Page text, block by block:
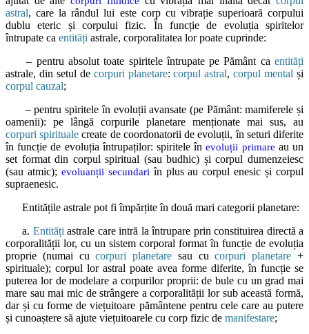
astral, care la rândul lui este corp cu vibrație superioară corpului
dublu eteric și corpului fizic. În funcție de evoluția spiritelor
întrupate ca entități astrale, corporalitatea lor poate cuprinde:
– pentru absolut toate spiritele întrupate pe Pământ ca entități
astrale, din setul de corpuri planetare:corpul astral,corpul mental și
corpul cauzal;
– pentru spiritele în evoluții avansate (pe Pământ: mamiferele și
oamenii): pe lângă corpurile planetare menționate mai sus, au
corpuri spirituale create de coordonatorii de evoluții, în seturi diferite
în funcție de evoluția întrupaților: spiritele înevoluții primare au un
set format din corpul spiritual (sau budhic) și corpul dumenzeiesc
(sau atmic); evoluanții secundari în plus au corpul enesic și corpul
supraenesic.
Entitățile astrale pot fi împărțite în două mari categorii planetare:
a. Entități astrale care intră la întrupare prin constituirea directă a
corporalității lor, cu un sistem corporal format în funcție de evoluția
proprie (numai cucorpuri planetare sau cucorpuri planetare +
spirituale); corpul lor astral poate avea forme diferite, în funcție se
puterea lor de modelare a corpurilor proprii: de bule cu un grad mai
mare sau mai mic de strângere a corporalității lor sub această formă,
dar și cu forme de viețuitoare pământene pentru cele care au putere
și cunoaștere să ajute viețuitoarele cu corp fizic de manifestare;